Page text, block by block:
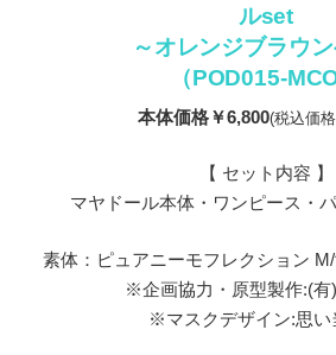
ルset
～オレンジブラウ
（POD015-MCO
本体価格￥6,800(税込価
【 セット内容 】
マヤドール本体・ワンピース・
素体：ピュアニーモフレクション
※企画協力・原型製作:(有
※マスクデザイン:思い